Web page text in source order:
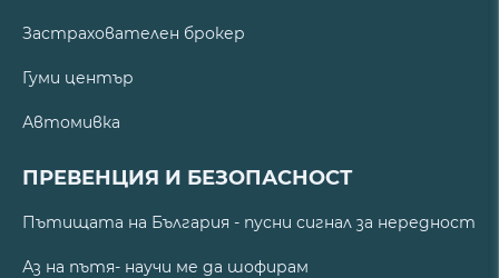
Застрахователен брокер
Гуми център
Автомивка
ПРЕВЕНЦИЯ И БЕЗОПАСНОСТ
Пътищата на България - пусни сигнал за нередност
Аз на пътя- научи ме да шофирам